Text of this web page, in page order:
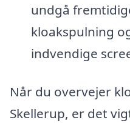
undgå
kloakspulning
indvendige
Når du overvejer
Skellerup, er det